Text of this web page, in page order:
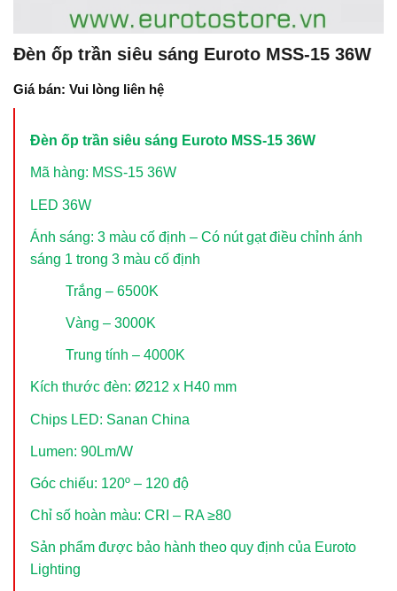
Đèn ốp trần siêu sáng Euroto MSS-15 36W
Giá bán: Vui lòng liên hệ
Đèn ốp trần siêu sáng Euroto MSS-15 36W
Mã hàng: MSS-15 36W
LED 36W
Ánh sáng: 3 màu cố định – Có nút gạt điều chỉnh ánh
sáng 1 trong 3 màu cố định
Trắng – 6500K
Vàng – 3000K
Trung tính – 4000K
Kích thước đèn: Ø212 x H40 mm
Chips LED: Sanan China
Lumen: 90Lm/W
Góc chiếu: 120º – 120 độ
Chỉ số hoàn màu: CRI – RA ≥80
Sản phẩm được bảo hành theo quy định của Euroto
Lighting